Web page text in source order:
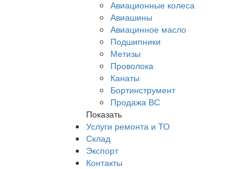
Авиационные колеса
Авиашины
Авиацинное масло
Подшипники
Метизы
Проволока
Канаты
Бортинструмент
Продажа ВС
Показать
Услуги ремонта и ТО
Склад
Экспорт
Контакты